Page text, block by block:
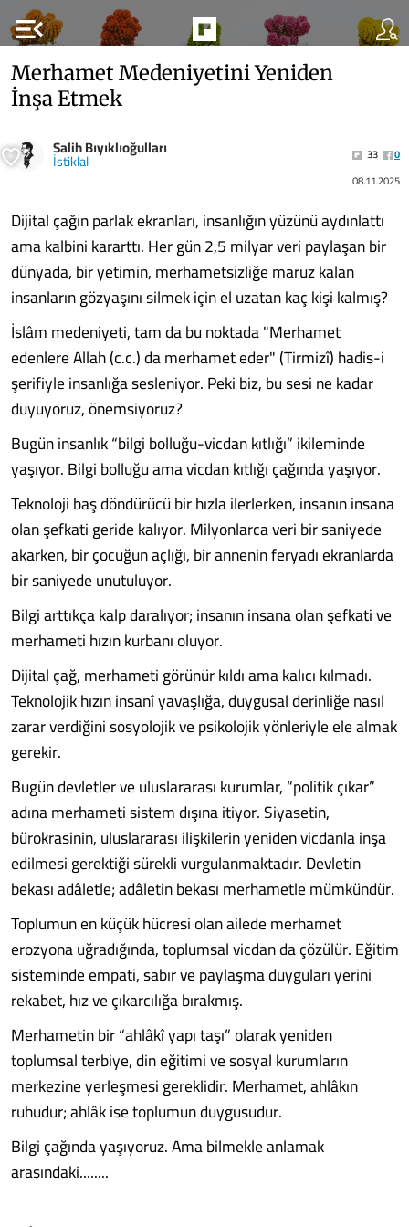
menu_open
Merhamet Medeniyetini Yeniden
İnşa Etmek
Salih Bıyıklıoğulları
İstiklal 33
0
08.11.2025
Dijital çağın parlak ekranları, insanlığın yüzünü aydınlattı
ama kalbini kararttı. Her gün 2,5 milyar veri paylaşan bir
dünyada, bir yetimin, merhametsizliğe maruz kalan
insanların gözyaşını silmek için el uzatan kaç kişi kalmış?
İslâm medeniyeti, tam da bu noktada "Merhamet
edenlere Allah (c.c.) da merhamet eder" (Tirmizî) hadis-i
şerifiyle insanlığa sesleniyor. Peki biz, bu sesi ne kadar
duyuyoruz, önemsiyoruz?
Bugün insanlık “bilgi bolluğu-vicdan kıtlığı” ikileminde
yaşıyor. Bilgi bolluğu ama vicdan kıtlığı çağında yaşıyor.
Teknoloji baş döndürücü bir hızla ilerlerken, insanın insana
olan şefkati geride kalıyor. Milyonlarca veri bir saniyede
akarken, bir çocuğun açlığı, bir annenin feryadı ekranlarda
bir saniyede unutuluyor.
Bilgi arttıkça kalp daralıyor; insanın insana olan şefkati ve
merhameti hızın kurbanı oluyor.
Dijital çağ, merhameti görünür kıldı ama kalıcı kılmadı.
Teknolojik hızın insanî yavaşlığa, duygusal derinliğe nasıl
zarar verdiğini sosyolojik ve psikolojik yönleriyle ele almak
gerekir.
Bugün devletler ve uluslararası kurumlar, “politik çıkar”
adına merhameti sistem dışına itiyor. Siyasetin,
bürokrasinin, uluslararası ilişkilerin yeniden vicdanla inşa
edilmesi gerektiği sürekli vurgulanmaktadır. Devletin
bekası adâletle; adâletin bekası merhametle mümkündür.
Toplumun en küçük hücresi olan ailede merhamet
erozyona uğradığında, toplumsal vicdan da çözülür. Eğitim
sisteminde empati, sabır ve paylaşma duyguları yerini
rekabet, hız ve çıkarcılığa bırakmış.
Merhametin bir “ahlâkî yapı taşı” olarak yeniden
toplumsal terbiye, din eğitimi ve sosyal kurumların
merkezine yerleşmesi gereklidir. Merhamet, ahlâkın
ruhudur; ahlâk ise toplumun duygusudur.
Bilgi çağında yaşıyoruz. Ama bilmekle anlamak
arasındaki........